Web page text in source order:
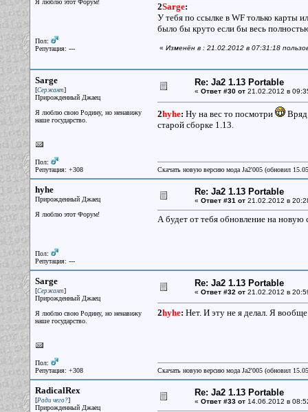
Я люблю этот Форум!
Пол:
Репутация: ---
2Sarge:
У тебя по ссылке в WF только карты
было бы круто если бы весь
« Изменён в : 21.02.2012 в 07:31:18
Sarge
[Сержант]
Прирожденный Джаец
Я люблю свою Родину, но ненавижу
наше государство.
Пол:
Репутация: +308
Re: Ja2 1.13 Portable
« Ответ #30 от21.02.2012 в
2hyhe: Ну на вес то посмотри
Вряд
старой сборке 1.13.
Скачать новую версию мода Ja2'005 (обновил
hyhe
Прирожденный Джаец
Я люблю этот Форум!
Пол:
Репутация: ---
Re: Ja2 1.13 Portable
« Ответ #31 от21.02.2012 в
А будет от тебя обновление на новую
Sarge
[Сержант]
Прирожденный Джаец
Я люблю свою Родину, но ненавижу
наше государство.
Пол:
Репутация: +308
Re: Ja2 1.13 Portable
« Ответ #32 от21.02.2012 в
2hyhe: Нет. И эту не я делал. Я
Скачать новую версию мода Ja2'005 (обновил
RadicalRex
[Ради чего?]
Прирожденный Джаец
Re: Ja2 1.13 Portable
« Ответ #33 от14.06.2012 в